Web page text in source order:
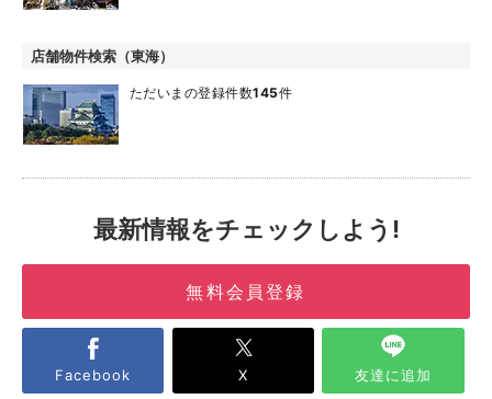
店舗物件検索（東海）
ただいまの登録件数145件
最新情報をチェックしよう!
無料会員登録
Facebook X 友達に追加